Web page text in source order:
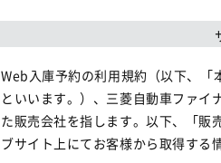
Web入庫予約の利用規約（以下、「
といいます。）、三菱自動車ファイ
た販売会社を指します。以下、「販
ブサイト上にてお客様から取得する